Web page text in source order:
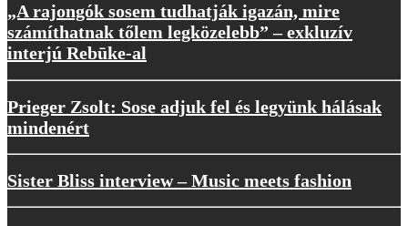
„A rajongók sosem tudhatják igazán, mire
számíthatnak tőlem legközelebb” – exkluzív
interjú Rebūke-al
Prieger Zsolt: Sose adjuk fel és legyünk hálásak
mindenért
Sister Bliss interview – Music meets fashion